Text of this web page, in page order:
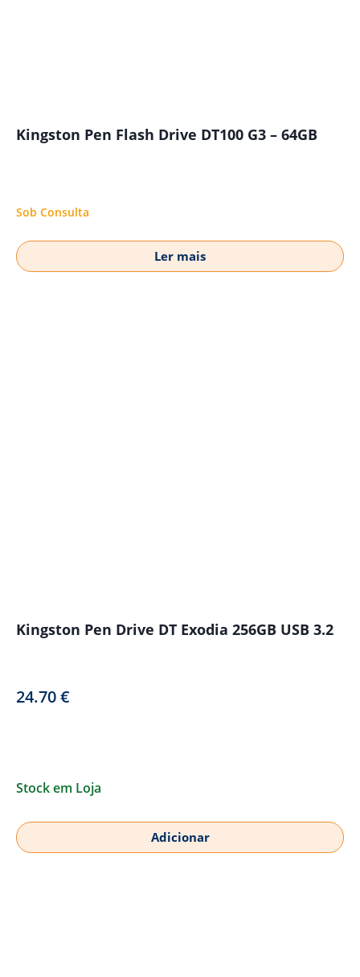
Kingston Pen Flash Drive DT100 G3 – 64GB
Sob Consulta
Ler mais
Kingston Pen Drive DT Exodia 256GB USB 3.2
24.70€
Stock em Loja
Adicionar